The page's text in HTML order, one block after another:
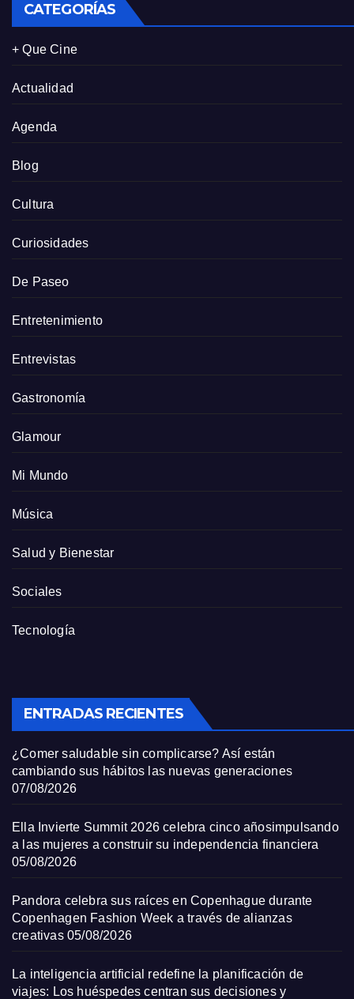
CATEGORÍAS
+ Que Cine
Actualidad
Agenda
Blog
Cultura
Curiosidades
De Paseo
Entretenimiento
Entrevistas
Gastronomía
Glamour
Mi Mundo
Música
Salud y Bienestar
Sociales
Tecnología
ENTRADAS RECIENTES
¿Comer saludable sin complicarse? Así están
cambiando sus hábitos las nuevas generaciones
07/08/2026
Ella Invierte Summit 2026 celebra cinco añosimpulsando
a las mujeres a construir su independencia financiera
05/08/2026
Pandora celebra sus raíces en Copenhague durante
Copenhagen Fashion Week a través de alianzas
creativas 05/08/2026
La inteligencia artificial redefine la planificación de
viajes: Los huéspedes centran sus decisiones y